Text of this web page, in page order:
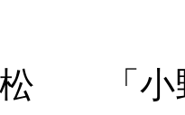
小野篁